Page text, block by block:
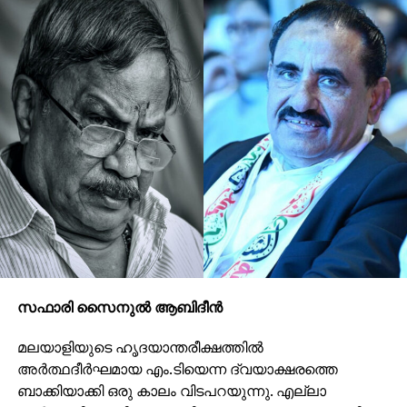
സഫാരി സൈനുല്‍ ആബിദീന്‍
മലയാളിയുടെ ഹൃദയാന്തരീക്ഷത്തില്‍
ബാക്കിയാക്കി ഒരു കാലം വിടപറയുന്നു. എല്ലാ
അര്‍ഥത്തിലും വിസ്മയമായിരുന്നു ആ മഹാ കുലപതി.
പച്ചമനുഷ്യന്റെ മനോവ്യഥകളും സംഘര്‍ഷങ്ങളും
എല്ലാ ഭാവതീവ്രതകളോടെയും തലമുറകള്‍ക്കു
പകര്‍ന്നു നല്‍കുന്നതായിരുന്നു അദ്ദേഹത്തിന്റെ